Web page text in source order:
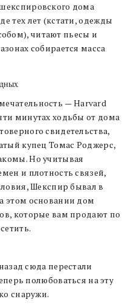
дома
тех лет (кстати, одежды
читают пьесы и
собирается масса
—Harvard
минутах ходьбы от дома
свидетельства,
купец Томас Роджерс,
Но учитывая
и плотность связей,
Шекспир бывал в
этом основании дом
которые вам продают по
сюда перестали
полюбоваться на эту
снаружи.